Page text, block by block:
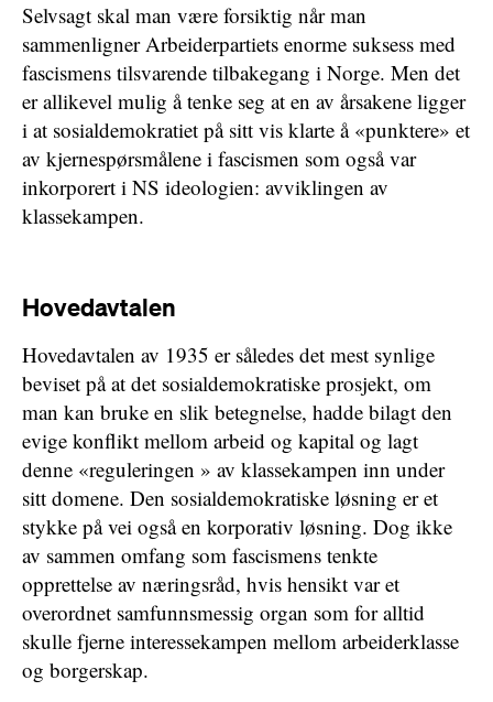
Selvsagt skal man være forsiktig når man
sammenligner Arbeiderpartiets enorme suksess med
fascismens tilsvarende tilbakegang i Norge. Men det
er allikevel mulig å tenke seg at en av årsakene ligger
i at sosialdemokratiet på sitt vis klarte å «punktere» et
av kjernespørsmålene i fascismen som også var
inkorporert i NS ideologien: avviklingen av
klassekampen.
Hovedavtalen
Hovedavtalen av 1935 er således det mest synlige
beviset på at det sosialdemokratiske prosjekt, om
man kan bruke en slik betegnelse, hadde bilagt den
evige konflikt mellom arbeid og kapital og lagt
denne «reguleringen » av klassekampen inn under
sitt domene. Den sosialdemokratiske løsning er et
stykke på vei også en korporativ løsning. Dog ikke
av sammen omfang som fascismens tenkte
opprettelse av næringsråd, hvis hensikt var et
overordnet samfunnsmessig organ som for alltid
skulle fjerne interessekampen mellom arbeiderklasse
og borgerskap.